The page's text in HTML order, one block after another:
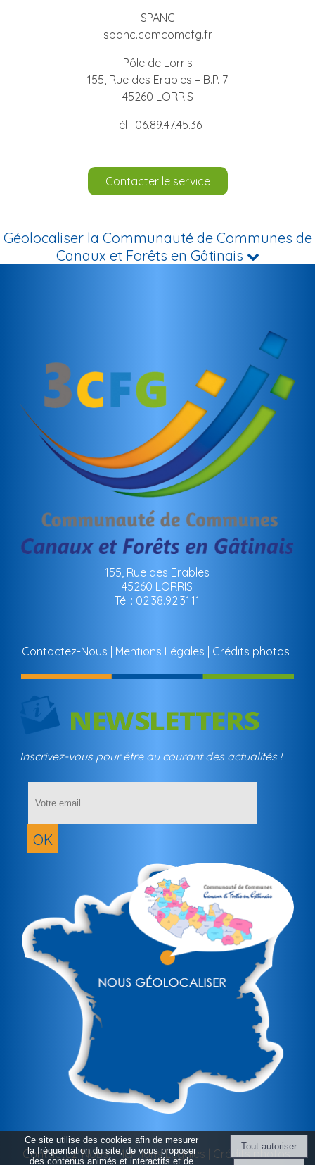
SPANC
spanc.comcomcfg.fr
Pôle de Lorris
155, Rue des Erables – B.P. 7
45260 LORRIS
Tél : 06.89.47.45.36
Contacter le service
Géolocaliser la Communauté de Communes de
Canaux et Forêts en Gâtinais
155, Rue des Erables
45260 LORRIS
Tél : 02.38.92.31.11
Contactez-Nous Mentions Légales Crédits photos
Inscrivez-vous pour être au courant des actualités !
OK
Contactez-Nous Mentions Légales Crédits photos
Ce site utilise des cookies afin de mesurer
la fréquentation du site, de vous proposer
des contenus animés et interactifs et de